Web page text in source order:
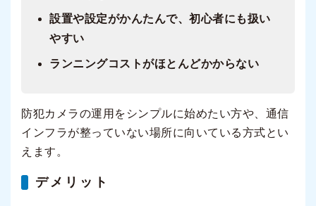
設置や設定がかんたんで、初心者にも扱い
やすい
ランニングコストがほとんどかからない
防犯カメラの運用をシンプルに始めたい方や、通信
インフラが整っていない場所に向いている方式とい
えます。
デメリット